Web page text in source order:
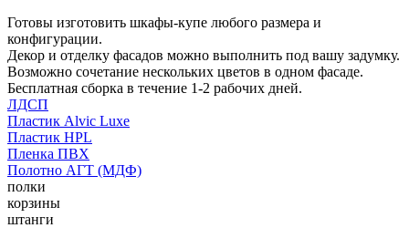
Готовы изготовить шкафы-купе любого размера и
конфигурации.
Декор и отделку фасадов можно выполнить под вашу задумку.
Возможно сочетание нескольких цветов в одном фасаде.
Бесплатная сборка в течение 1-2 рабочих дней.
ЛДСП
Пластик Alvic Luxe
Пластик HPL
Пленка ПВХ
Полотно АГТ (МДФ)
полки
корзины
штанги